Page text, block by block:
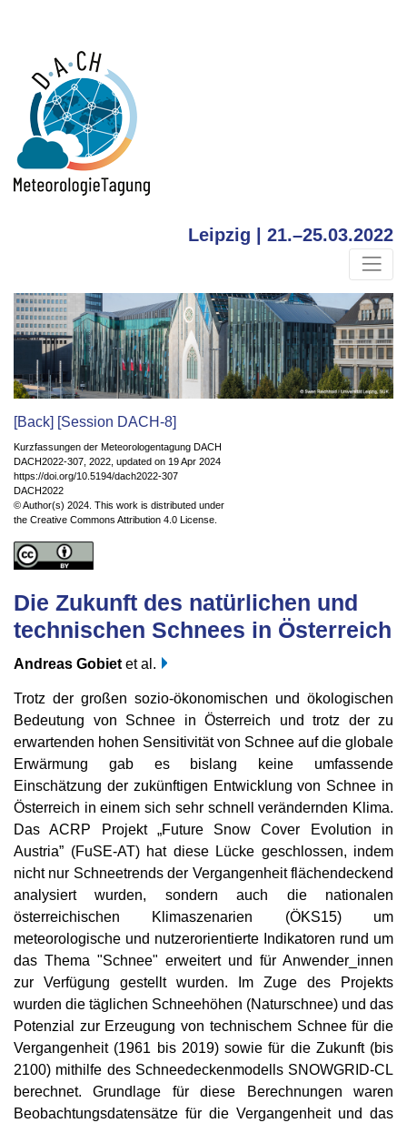
Leipzig | 21.–25.03.2022
[Back] [Session DACH-8]
Kurzfassungen der Meteorologentagung DACH
DACH2022-307, 2022, updated on 19 Apr 2024
https://doi.org/10.5194/dach2022-307
DACH2022
© Author(s) 2024. This work is distributed under
the Creative Commons Attribution 4.0 License.
Die Zukunft des natürlichen und
technischen Schnees in Österreich
Andreas Gobiet et al.
Trotz der großen sozio-ökonomischen und ökologischen
Bedeutung von Schnee in Österreich und trotz der zu
erwartenden hohen Sensitivität von Schnee auf die globale
Erwärmung gab es bislang keine umfassende
Einschätzung der zukünftigen Entwicklung von Schnee in
Österreich in einem sich sehr schnell verändernden Klima.
Das ACRP Projekt „Future Snow Cover Evolution in
Austria” (FuSE-AT) hat diese Lücke geschlossen, indem
nicht nur Schneetrends der Vergangenheit flächendeckend
analysiert wurden, sondern auch die nationalen
österreichischen Klimaszenarien (ÖKS15) um
meteorologische und nutzerorientierte Indikatoren rund um
das Thema "Schnee" erweitert und für Anwender_innen
zur Verfügung gestellt wurden. Im Zuge des Projekts
wurden die täglichen Schneehöhen (Naturschnee) und das
Potenzial zur Erzeugung von technischem Schnee für die
Vergangenheit (1961 bis 2019) sowie für die Zukunft (bis
2100) mithilfe des Schneedeckenmodells SNOWGRID-CL
berechnet. Grundlage für diese Berechnungen waren
Beobachtungsdatensätze für die Vergangenheit und das